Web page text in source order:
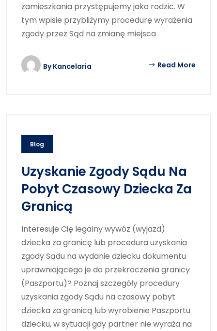
zamieszkania przystępujemy jako rodzic. W
tym wpisie przybliżymy procedurę wyrażenia
zgody przez Sąd na zmianę miejsca
ByKancelaria Read More
Blog
Uzyskanie Zgody Sądu Na
Pobyt Czasowy Dziecka Za
Granicą
Interesuje Cię legalny wywóz (wyjazd)
dziecka za granicę lub procedura uzyskania
zgody Sądu na wydanie dziecku dokumentu
uprawniającego je do przekroczenia granicy
(Paszportu)? Poznaj szczegóły procedury
uzyskania zgody Sądu na czasowy pobyt
dziecka za granicą lub wyrobienie Paszportu
dziecku, w sytuacji gdy partner nie wyraża na